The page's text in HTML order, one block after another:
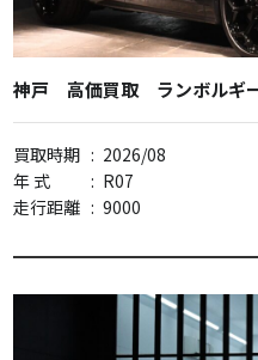
神戸 高価買取 ランボルギ
買取時期 : 2026/08
年 式
: R07
走行距離 : 9000